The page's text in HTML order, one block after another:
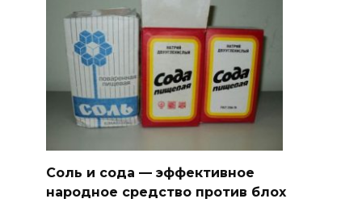
Соль и сода — эффективное
народное средство против блох